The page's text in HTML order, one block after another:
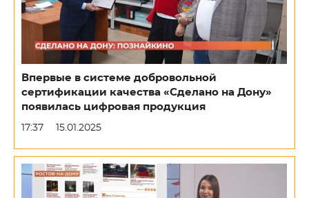
Впервые в системе добровольной
сертификации качества «Сделано на Дону»
появилась цифровая продукция
17:37 15.01.2025